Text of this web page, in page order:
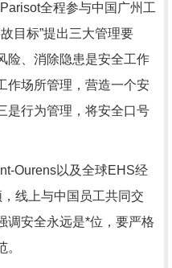
全程参与中国广州工
目标”提出三大管理要
险、消除隐患是安全工作
作场所管理，营造一个安
是行为管理，将安全口号
Ourens以及全球EHS经
线上与中国员工共同交
调安全永远是*位，要严格